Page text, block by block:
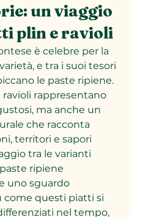
un viaggio
plin e ravioli
è celebre per la
e tra i suoi tesori
le paste ripiene.
rappresentano
ma anche un
che racconta
territori e sapori
tra le varianti
ripiene
uno sguardo
come questi piatti si
nel tempo,